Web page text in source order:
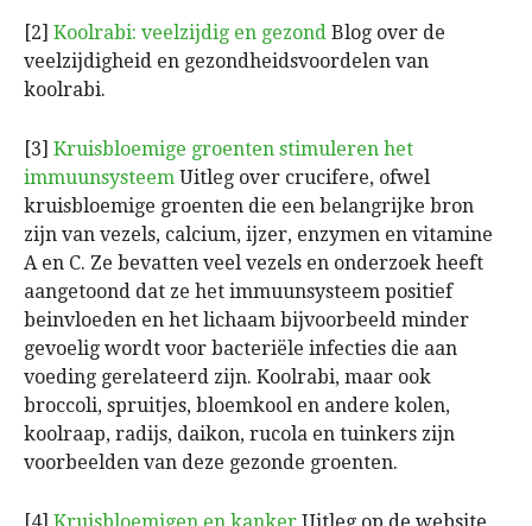
[2] Koolrabi: veelzijdig en gezond Blog over de
veelzijdigheid en gezondheidsvoordelen van
koolrabi.
[3] Kruisbloemige groenten stimuleren het
immuunsysteem Uitleg over crucifere, ofwel
kruisbloemige groenten die een belangrijke bron
zijn van vezels, calcium, ijzer, enzymen en vitamine
A en C. Ze bevatten veel vezels en onderzoek heeft
aangetoond dat ze het immuunsysteem positief
beinvloeden en het lichaam bijvoorbeeld minder
gevoelig wordt voor bacteriële infecties die aan
voeding gerelateerd zijn. Koolrabi, maar ook
broccoli, spruitjes, bloemkool en andere kolen,
koolraap, radijs, daikon, rucola en tuinkers zijn
voorbeelden van deze gezonde groenten.
[4] Kruisbloemigen en kanker Uitleg op de website